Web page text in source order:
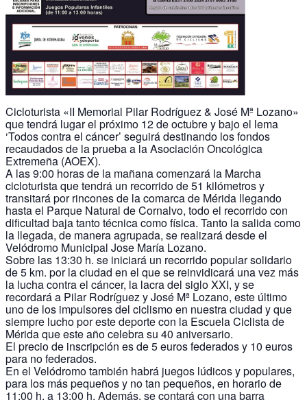
Cicloturista «II Memorial Pilar Rodríguez & José Mª Lozano»
que tendrá lugar el próximo 12 de octubre y bajo el lema
‘Todos contra el cáncer’ seguirá destinando los fondos
recaudados de la prueba a la Asociación Oncológica
Extremeña (AOEX).
A las 9:00 horas de la mañana comenzará la Marcha
cicloturista que tendrá un recorrido de 51 kilómetros y
transitará por rincones de la comarca de Mérida llegando
hasta el Parque Natural de Cornalvo, todo el recorrido con
dificultad baja tanto técnica como física. Tanto la salida como
la llegada, de manera agrupada, se realizará desde el
Velódromo Municipal Jose María Lozano.
Sobre las 13:30 h. se iniciará un recorrido popular solidario
de 5 km. por la ciudad en el que se reinvidicará una vez más
la lucha contra el cáncer, la lacra del siglo XXI, y se
recordará a Pilar Rodríguez y José Mª Lozano, este último
uno de los impulsores del ciclismo en nuestra ciudad y que
siempre lucho por este deporte con la Escuela Ciclista de
Mérida que este año celebra su 40 aniversario.
El precio de inscripción es de 5 euros federados y 10 euros
para no federados.
En el Velódromo también habrá juegos lúdicos y populares,
para los más pequeños y no tan pequeños, en horario de
11:00 h. a 13:00 h. Además, se contará con una barra